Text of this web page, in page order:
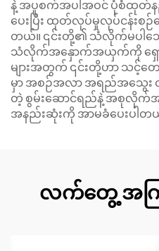
နဲ့ အပူစက်အပါအဝင် ပုံစံထုတ်န
ပေးပြီး ထုတ်လုပ်မှုလုပ်ငန်းစဉ်တွေ
တယ်။ ၎င်းတို့၏ သံလိုက်မပါသေ
သံလိုက်အနှောက်အယှက်ကို ရှေ
များအတွက် ၎င်းတို့ဟာ သင့်
မှာ အစဉ်အလာ အရည်အသွေး
တဲ့ စွမ်းဆောင်ရည်နဲ့ အစုလိုက်
အနည်းဆုံးကို အာမခံပေးပါတ
လက်တွေ့ အကြံ